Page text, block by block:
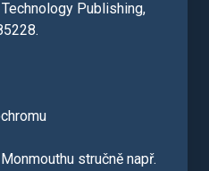
Publishing,
stručně např.